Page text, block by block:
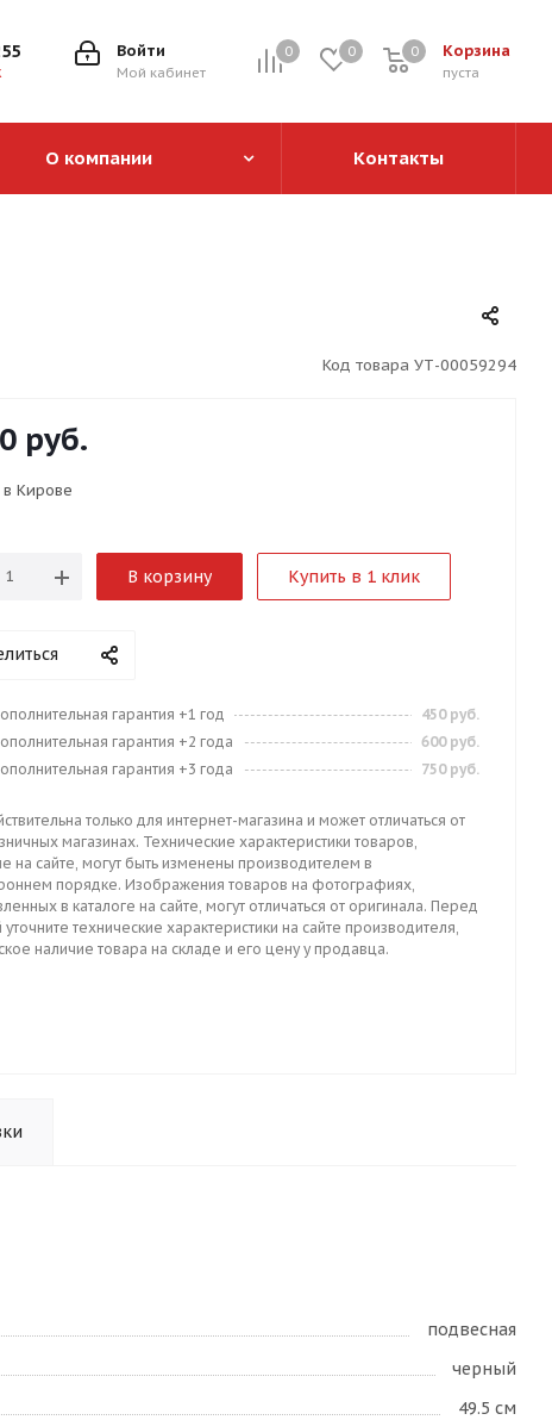
0 0 Корзина
0
пуста
0
Войти
Мой кабинет
О компании Контакты
Код товара УТ-00059294
руб.
в Кирове
В корзину Купить в 1 клик
гарантия +1 год
450 руб.
гарантия +2 года
600 руб.
гарантия +3 года
750 руб.
только для интернет-магазина и может отличаться от
магазинах. Технические характеристики товаров,
на сайте, могут быть изменены производителем в
порядке. Изображения товаров на фотографиях,
в каталоге на сайте, могут отличаться от оригинала. Перед
уточните технические характеристики на сайте производителя,
наличие товара на складе и его цену у продавца.
подвесная
черный
49.5 см